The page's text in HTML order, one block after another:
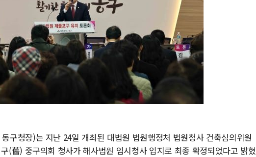
구청장)는 지난 24일 개최된 대법원 법원행정처 법원청사 건축심의위원
(舊) 중구의회 청사가 해사법원 임시청사 입지로 최종 확정되었다고 밝혔